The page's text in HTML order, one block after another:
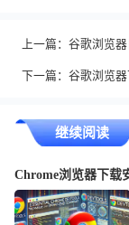
上一篇： 谷歌浏览
下一篇： 谷歌浏览
继续阅读
Chrome浏览器下载